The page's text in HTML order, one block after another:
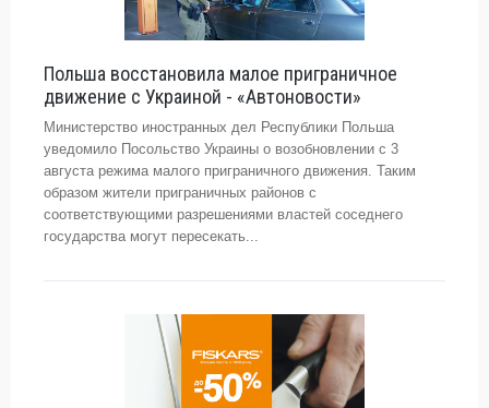
Польша восстановила малое приграничное
движение с Украиной - «Автоновости»
Министерство иностранных дел Республики Польша
уведомило Посольство Украины о возобновлении с 3
августа режима малого приграничного движения. Таким
образом жители приграничных районов с
соответствующими разрешениями властей соседнего
государства могут пересекать...